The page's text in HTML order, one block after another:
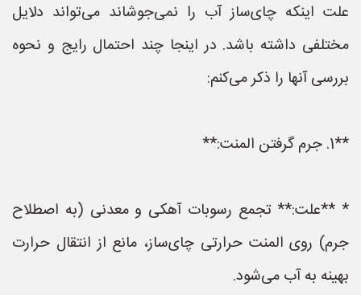
علت اینکه چای‌ساز آب را نمی‌جوشاند می‌تواند دلایل
مختلفی داشته باشد. در اینجا چند احتمال رایج و نحوه
بررسی آنها را ذکر می‌کنم:
**1. جرم گرفتن المنت:**
* **علت:** تجمع رسوبات آهکی و معدنی (به اصطلاح
جرم) روی المنت حرارتی چای‌ساز، مانع از انتقال حرارت
بهینه به آب می‌شود.